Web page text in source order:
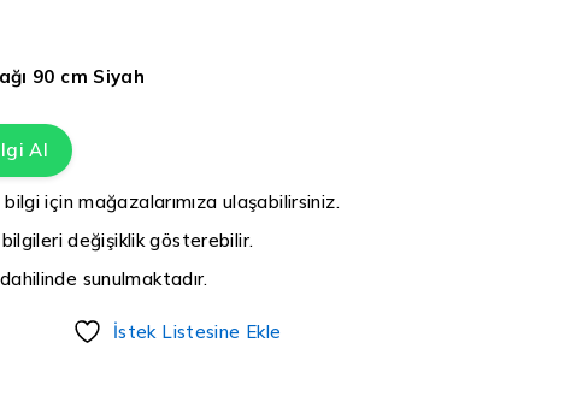
90 cm Siyah
Al
için mağazalarımıza ulaşabilirsiniz.
değişiklik gösterebilir.
sunulmaktadır.
İstek Listesine Ekle